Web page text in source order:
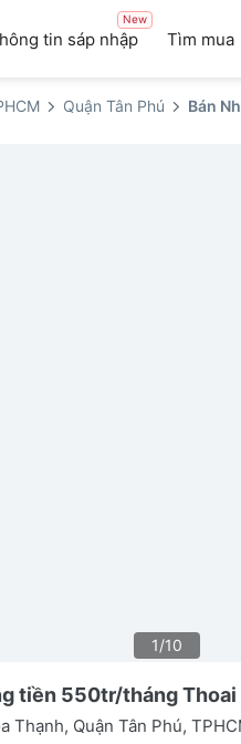
tin sáp nhập
New
Tìm mua
Quận Tân Phú Bán
1/10
tiền 550tr/tháng
Thạnh, Quận Tân Phú,